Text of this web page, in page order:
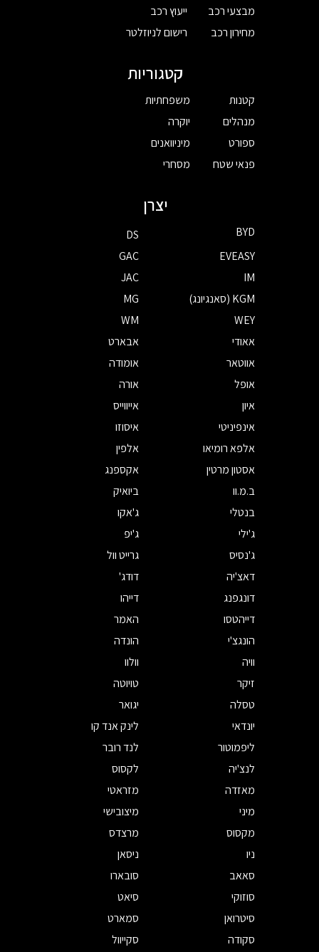
מבצעי רכב
מחירון רכב
ייעוץ רכב
רישום לניוזלטר
קטגוריות
קטנות
מנהלים
ספורט
פנאי שטח
משפחתיות
יוקרה
מיניוואנים
מסחרי
יצרן
BYD
DS
EVEASY
GAC
IM
JAC
KGM (סאנגיונג)
MG
WEY
WM
אאודי
אבארט
אווטאר
אומודה
אופל
אורה
איון
אייווייס
אינפיניטי
איסוזו
אלפא רומיאו
אלפין
אסטון מרטין
אקספנג
ב.מ.וו
ביואיק
בנטלי
ג'אקו
ג'ילי
ג'יפ
ג'נסיס
גרייט וול
דאצ'יה
דודג'
דונגפנג
דייהו
דייהטסו
האמר
הונגצ'י
הונדה
וויה
וולוו
זיקר
טויוטה
טסלה
יגואר
יונדאי
לינק אנד קו
ליפמוטור
לנד רובר
לנצ'יה
לקסוס
מאזדה
מזראטי
מיני
מיצובישי
מקסוס
מרצדס
ניו
ניסאן
סאאב
סובארו
סוזוקי
סיאט
סיטרואן
סמארט
סקודה
סקייוול